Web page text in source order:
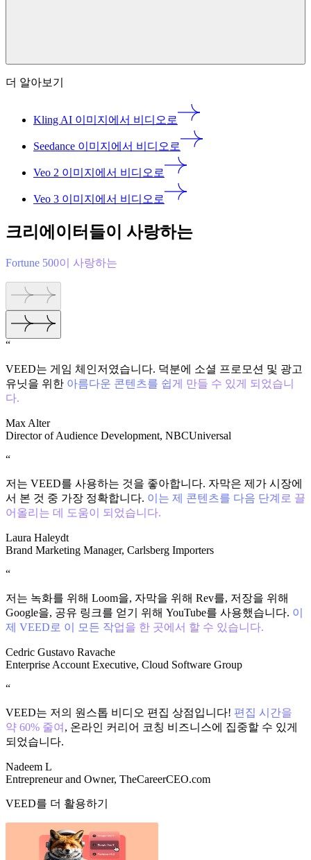
더 알아보기
Kling AI 이미지에서 비디오로
Seedance 이미지에서 비디오로
Veo 2 이미지에서 비디오로
Veo 3 이미지에서 비디오로
크리에이터들이 사랑하는
Fortune 500이 사랑하는
“
VEED는 게임 체인저였습니다. 덕분에 소셜 프로모션 및 광고
유닛을 위한 아름다운 콘텐츠를 쉽게 만들 수 있게 되었습니
다.
Max Alter
Director of Audience Development, NBCUniversal
“
저는 VEED를 사용하는 것을 좋아합니다. 자막은 제가 시장에
서 본 것 중 가장 정확합니다. 이는 제 콘텐츠를 다음 단계로 끌
어올리는 데 도움이 되었습니다.
Laura Haleydt
Brand Marketing Manager, Carlsberg Importers
“
저는 녹화를 위해 Loom을, 자막을 위해 Rev를, 저장을 위해
Google을, 공유 링크를 얻기 위해 YouTube를 사용했습니다. 이
제 VEED로 이 모든 작업을 한 곳에서 할 수 있습니다.
Cedric Gustavo Ravache
Enterprise Account Executive, Cloud Software Group
“
VEED는 저의 원스톱 비디오 편집 상점입니다! 편집 시간을
약 60% 줄여 , 온라인 커리어 코칭 비즈니스에 집중할 수 있게
되었습니다.
Nadeem L
Entrepreneur and Owner, TheCareerCEO.com
VEED를 더 활용하기